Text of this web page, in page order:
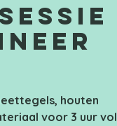
houten
voor 3 uur vol